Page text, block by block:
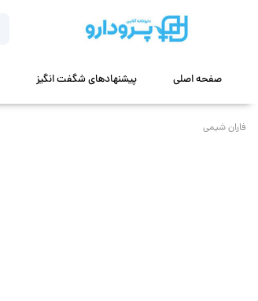
صفحه اصلی پیشنهادهای شگفت انگیز
فاران شیمی